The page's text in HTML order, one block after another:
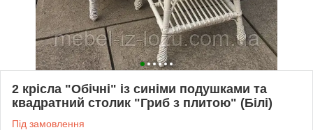
2 крісла "Обічні" із синіми подушками та
квадратний столик "Гриб з плитою" (Білі)
Під замовлення